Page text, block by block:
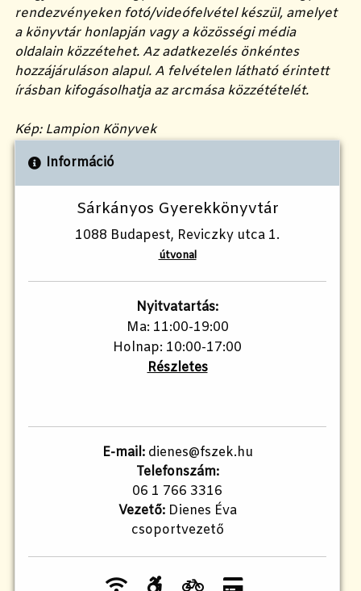
rendezvényeken fotó/videófelvétel készül, amelyet
a könyvtár honlapján vagy a közösségi média
oldalain közzétehet. Az adatkezelés önkéntes
hozzájáruláson alapul. A felvételen látható érintett
írásban kifogásolhatja az arcmása közzétételét.
Kép: Lampion Könyvek
Információ
Sárkányos Gyerekkönyvtár
1088 Budapest, Reviczky utca 1.
útvonal
Nyitvatartás:
Ma: 11:00-19:00
Holnap: 10:00-17:00
Részletes
E-mail:dienes@fszek.hu
Telefonszám:
06 1 766 3316
Vezető:Dienes Éva
csoportvezető